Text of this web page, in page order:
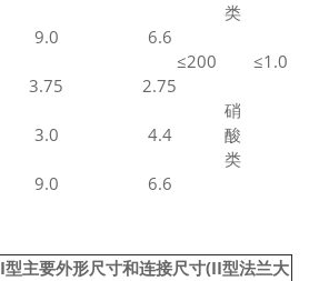
≤200
类
≤1.0
9.0
6.6
3.75
2.75
硝
酸
类
3.0
4.4
9.0 6.6
I型主要外形尺寸和连接尺寸(II型法兰大